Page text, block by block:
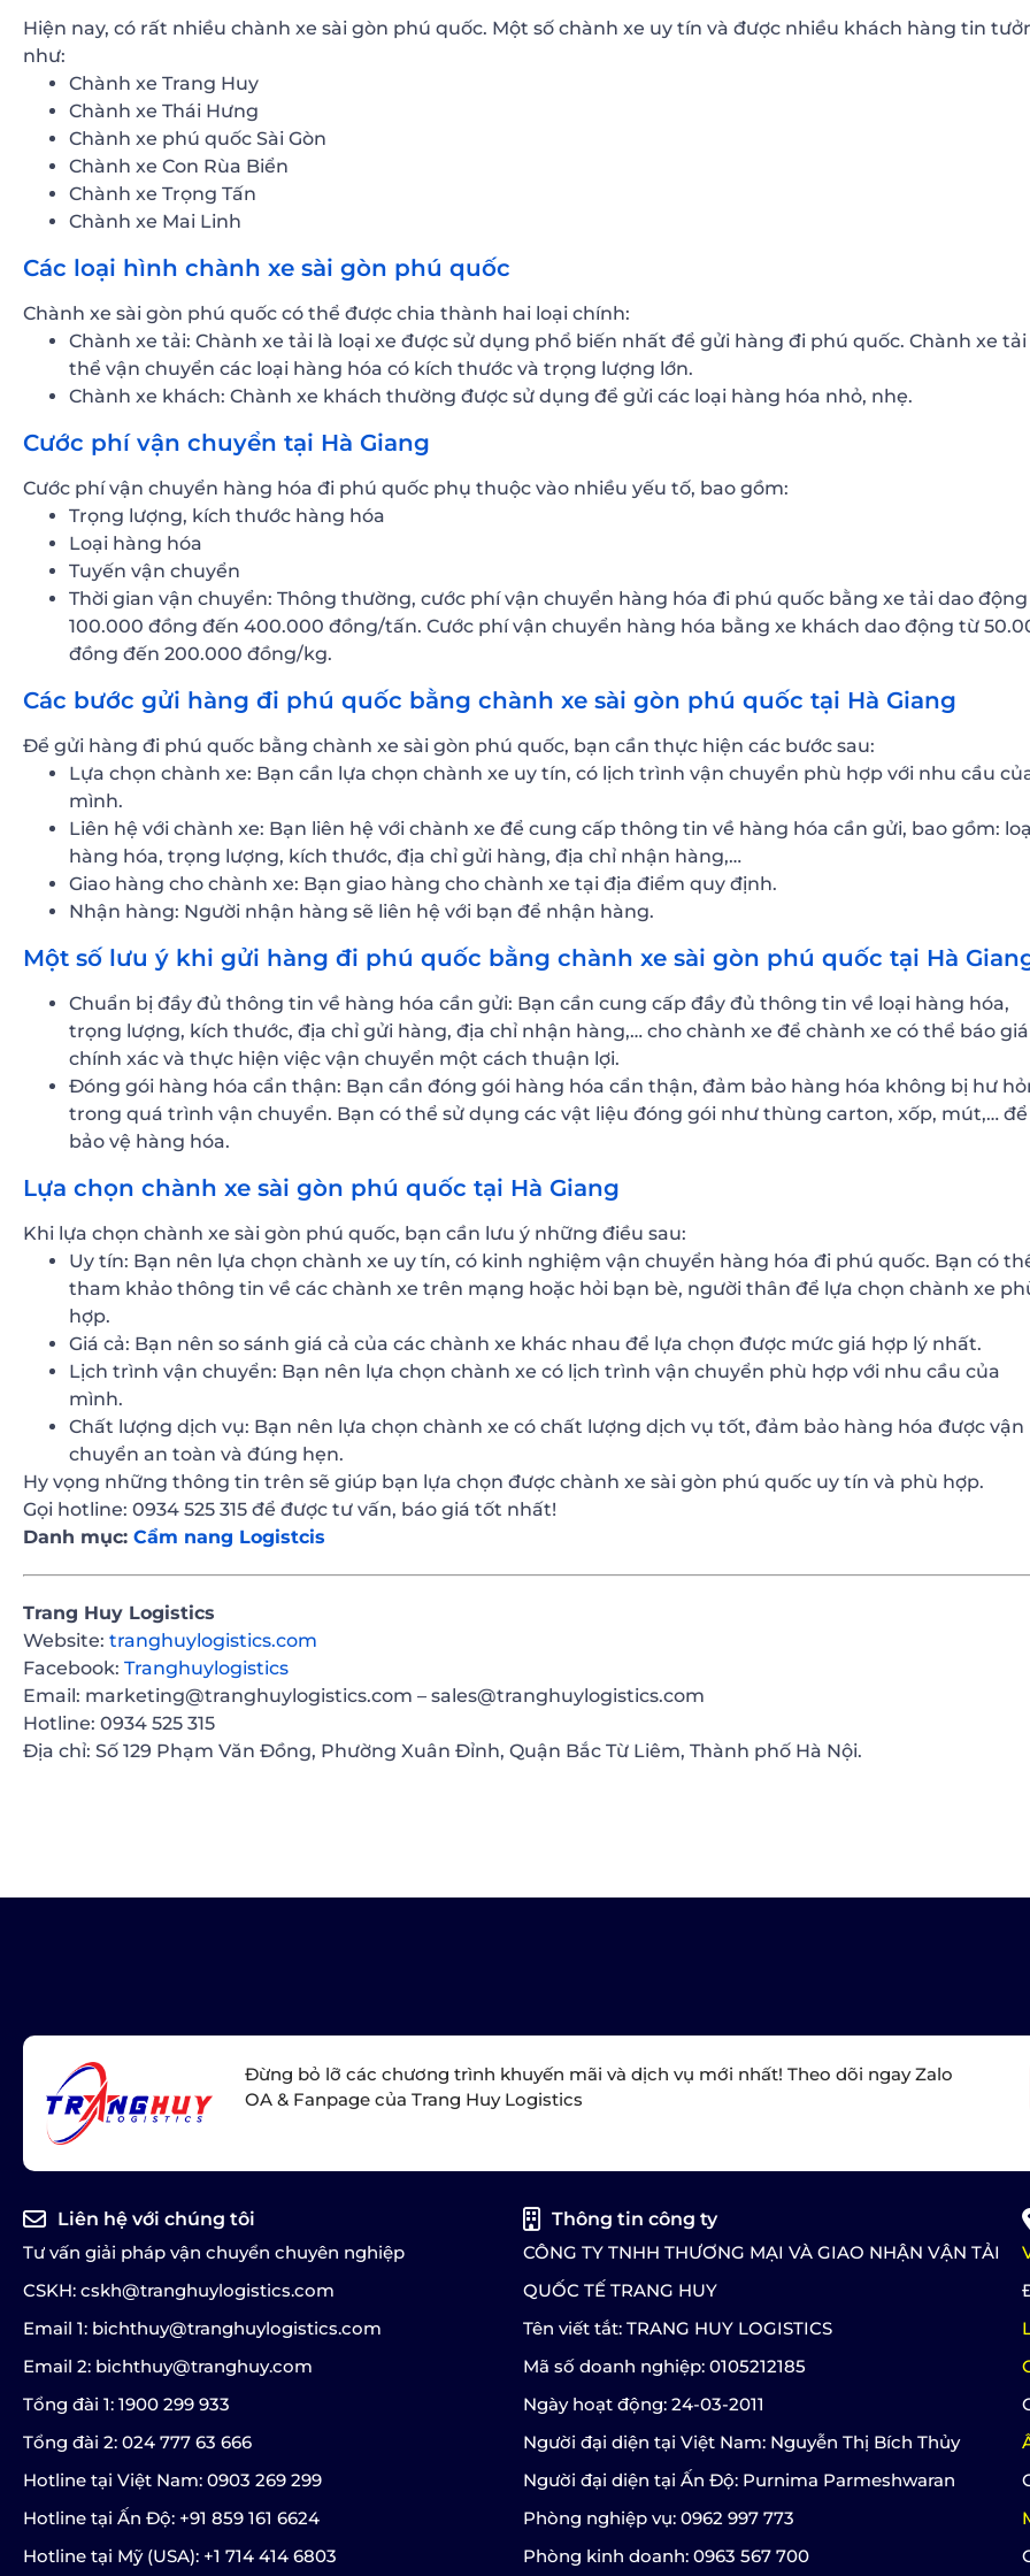
Hiện nay, có rất nhiều chành xe sài gòn phú quốc. Một số chành xe uy tín và được nhiều khách hàng tin
như:
Chành xe Trang Huy
Chành xe Thái Hưng
Chành xe phú quốc Sài Gòn
Chành xe Con Rùa Biển
Chành xe Trọng Tấn
Chành xe Mai Linh
Các loại hình chành xe sài gòn phú quốc
Chành xe sài gòn phú quốc có thể được chia thành hai loại chính:
Chành xe tải: Chành xe tải là loại xe được sử dụng phổ biến nhất để gửi hàng đi phú quốc. Chành xe tải
thể vận chuyển các loại hàng hóa có kích thước và trọng lượng lớn.
Chành xe khách: Chành xe khách thường được sử dụng để gửi các loại hàng hóa nhỏ, nhẹ.
Cước phí vận chuyển tại Hà Giang
Cước phí vận chuyển hàng hóa đi phú quốc phụ thuộc vào nhiều yếu tố, bao gồm:
Trọng lượng, kích thước hàng hóa
Loại hàng hóa
Tuyến vận chuyển
Thời gian vận chuyển: Thông thường, cước phí vận chuyển hàng hóa đi phú quốc bằng xe tải dao
100.000 đồng đến 400.000 đồng/tấn. Cước phí vận chuyển hàng hóa bằng xe khách dao động từ
đồng đến 200.000 đồng/kg.
Các bước gửi hàng đi phú quốc bằng chành xe sài gòn phú quốc tại Hà Giang
Để gửi hàng đi phú quốc bằng chành xe sài gòn phú quốc, bạn cần thực hiện các bước sau:
Lựa chọn chành xe: Bạn cần lựa chọn chành xe uy tín, có lịch trình vận chuyển phù hợp với nhu cầu
mình.
Liên hệ với chành xe: Bạn liên hệ với chành xe để cung cấp thông tin về hàng hóa cần gửi, bao gồm:
hàng hóa, trọng lượng, kích thước, địa chỉ gửi hàng, địa chỉ nhận hàng,…
Giao hàng cho chành xe: Bạn giao hàng cho chành xe tại địa điểm quy định.
Nhận hàng: Người nhận hàng sẽ liên hệ với bạn để nhận hàng.
Một số lưu ý khi gửi hàng đi phú quốc bằng chành xe sài gòn phú quốc tại Hà
Chuẩn bị đầy đủ thông tin về hàng hóa cần gửi: Bạn cần cung cấp đầy đủ thông tin về loại hàng hóa,
trọng lượng, kích thước, địa chỉ gửi hàng, địa chỉ nhận hàng,… cho chành xe để chành xe có thể báo giá
chính xác và thực hiện việc vận chuyển một cách thuận lợi.
Đóng gói hàng hóa cẩn thận: Bạn cần đóng gói hàng hóa cẩn thận, đảm bảo hàng hóa không bị hư
trong quá trình vận chuyển. Bạn có thể sử dụng các vật liệu đóng gói như thùng carton, xốp, mút,… để
bảo vệ hàng hóa.
Lựa chọn chành xe sài gòn phú quốc tại Hà Giang
Khi lựa chọn chành xe sài gòn phú quốc, bạn cần lưu ý những điều sau:
Uy tín: Bạn nên lựa chọn chành xe uy tín, có kinh nghiệm vận chuyển hàng hóa đi phú quốc. Bạn có
tham khảo thông tin về các chành xe trên mạng hoặc hỏi bạn bè, người thân để lựa chọn chành xe
hợp.
Giá cả: Bạn nên so sánh giá cả của các chành xe khác nhau để lựa chọn được mức giá hợp lý nhất.
Lịch trình vận chuyển: Bạn nên lựa chọn chành xe có lịch trình vận chuyển phù hợp với nhu cầu của
mình.
Chất lượng dịch vụ: Bạn nên lựa chọn chành xe có chất lượng dịch vụ tốt, đảm bảo hàng hóa được vận
chuyển an toàn và đúng hẹn.
Hy vọng những thông tin trên sẽ giúp bạn lựa chọn được chành xe sài gòn phú quốc uy tín và phù hợp.
Gọi hotline: 0934 525 315 để được tư vấn, báo giá tốt nhất!
Danh mục: Cẩm nang Logistcis
Trang Huy Logistics
Website: tranghuylogistics.com
Facebook: Tranghuylogistics
Email: marketing@tranghuylogistics.com – sales@tranghuylogistics.com
Hotline: 0934 525 315
Địa chỉ: Số 129 Phạm Văn Đồng, Phường Xuân Đỉnh, Quận Bắc Từ Liêm, Thành phố Hà Nội.
Đừng bỏ lỡ các chương trình khuyến mãi và dịch vụ mới nhất! Theo dõi ngay Zalo
OA & Fanpage của Trang Huy Logistics
Liên hệ với chúng tôi
Tư vấn giải pháp vận chuyển chuyên nghiệp
CSKH: cskh@tranghuylogistics.com
Email 1: bichthuy@tranghuylogistics.com
Email 2: bichthuy@tranghuy.com
Tổng đài 1: 1900 299 933
Tổng đài 2: 024 777 63 666
Hotline tại Việt Nam: 0903 269 299
Hotline tại Ấn Độ: +91 859 161 6624
Hotline tại Mỹ (USA): +1 714 414 6803
Thông tin công ty
CÔNG TY TNHH THƯƠNG MẠI VÀ GIAO NHẬN VẬN TẢI
QUỐC TẾ TRANG HUY
Tên viết tắt: TRANG HUY LOGISTICS
Mã số doanh nghiệp: 0105212185
Ngày hoạt động: 24-03-2011
Người đại diện tại Việt Nam: Nguyễn Thị Bích Thủy
Người đại diện tại Ấn Độ: Purnima Parmeshwaran
Phòng nghiệp vụ: 0962 997 773
Phòng kinh doanh: 0963 567 700